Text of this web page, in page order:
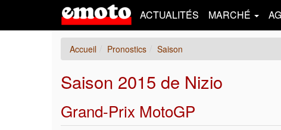
ACTUALITÉS MARCHÉ
Accueil Pronostics Saison
Saison 2015 de Nizio
Grand-Prix MotoGP